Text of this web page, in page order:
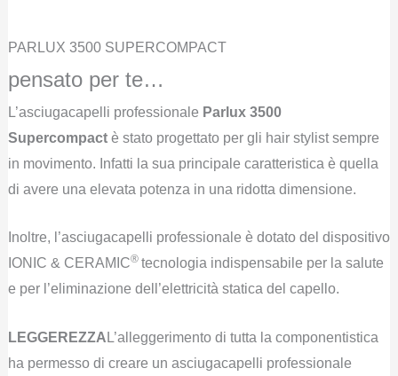
PARLUX 3500 SUPERCOMPACT
pensato per te…
L’asciugacapelli professionale Parlux 3500
Supercompact è stato progettato per gli hair stylist sempre
in movimento. Infatti la sua principale caratteristica è quella
di avere una elevata potenza in una ridotta dimensione.
Inoltre, l’asciugacapelli professionale è dotato del dispositivo
IONIC & CERAMIC® tecnologia indispensabile per la salute
e per l’eliminazione dell’elettricità statica del capello.
LEGGEREZZA L’alleggerimento di tutta la componentistica
ha permesso di creare un asciugacapelli professionale